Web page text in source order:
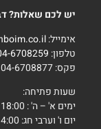
יש לכם שאלות?
אימייל:
טלפון: 6708259
פקס: 04-6708877
שעות פתיחה:
ימים א' – ה' : 18:00 – 07:30
יום ו' וערבי חג: 14:00 – 07:30